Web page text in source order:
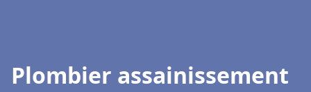
Plombier assainissement